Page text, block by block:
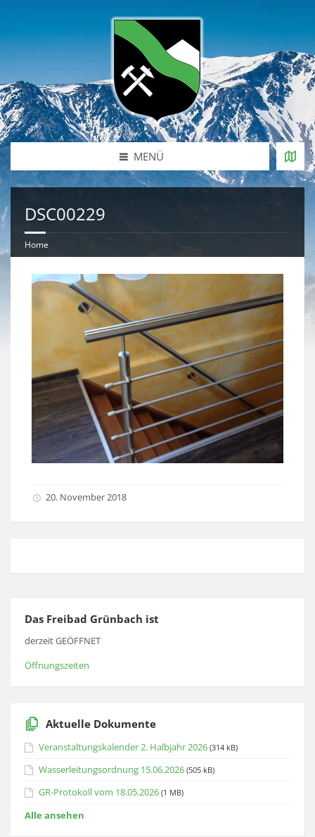
MENÜ
DSC00229
Home
20. November 2018
Das Freibad Grünbach ist
derzeit GEÖFFNET
Öffnungszeiten
Aktuelle Dokumente
Veranstaltungskalender 2. Halbjahr 2026 (314 kB)
Wasserleitungsordnung 15.06.2026 (505 kB)
GR-Protokoll vom 18.05.2026 (1 MB)
Alle ansehen